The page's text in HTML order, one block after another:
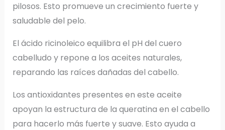
pilosos. Esto promueve un crecimiento fuerte y
saludable del pelo.
El ácido ricinoleico equilibra el pH del cuero
cabelludo y repone a los aceites naturales,
reparando las raíces dañadas del cabello.
Los antioxidantes presentes en este aceite
apoyan la estructura de la queratina en el cabello
para hacerlo más fuerte y suave. Esto ayuda a